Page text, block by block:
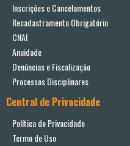
Inscrições e Cancelamentos
Recadastramento Obrigatório
CNAI
Anuidade
Denúncias e Fiscalização
Processos Disciplinares
Central de Privacidade
Política de Privacidade
Termo de Uso